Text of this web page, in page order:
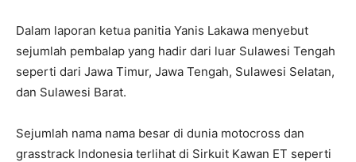
Dalam laporan ketua panitia Yanis Lakawa menyebut
sejumlah pembalap yang hadir dari luar Sulawesi Tengah
seperti dari Jawa Timur, Jawa Tengah, Sulawesi Selatan,
dan Sulawesi Barat.
Sejumlah nama nama besar di dunia motocross dan
grasstrack Indonesia terlihat di Sirkuit Kawan ET seperti